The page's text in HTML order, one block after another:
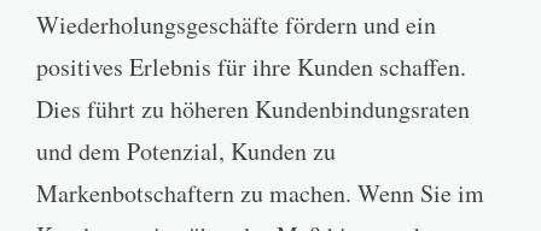
Wiederholungsgeschäfte fördern und ein
positives Erlebnis für ihre Kunden schaffen.
Dies führt zu höheren Kundenbindungsraten
und dem Potenzial, Kunden zu
Markenbotschaftern zu machen. Wenn Sie im